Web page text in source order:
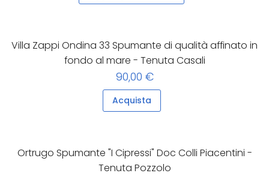
Villa Zappi Ondina 33 Spumante di qualità affinato in
fondo al mare - Tenuta Casali
90,00 €
Acquista
Ortrugo Spumante "I Cipressi" Doc Colli Piacentini -
Tenuta Pozzolo